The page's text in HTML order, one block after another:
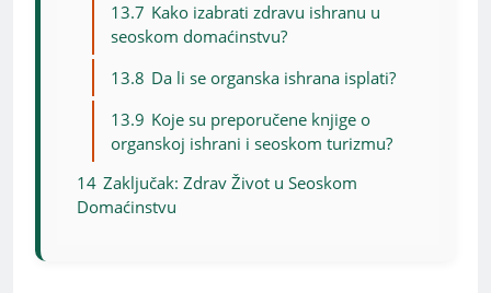
13.7 Kako izabrati zdravu ishranu u
seoskom domaćinstvu?
13.8 Da li se organska ishrana isplati?
13.9 Koje su preporučene knjige o
organskoj ishrani i seoskom turizmu?
14 Zaključak: Zdrav Život u Seoskom
Domaćinstvu